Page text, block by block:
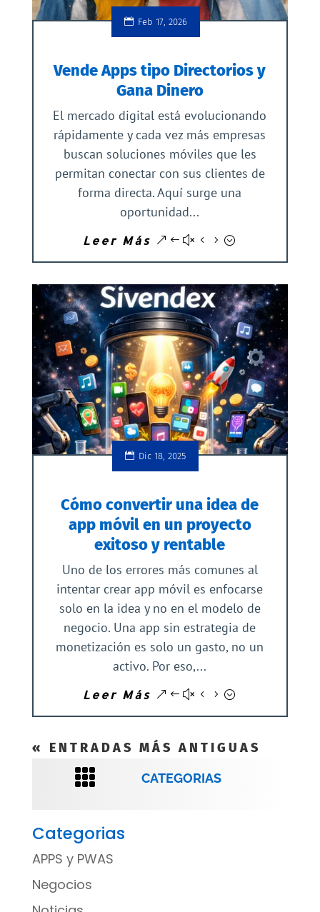
Feb 17, 2026
Vende Apps tipo Directorios y
Gana Dinero
El mercado digital está evolucionando
rápidamente y cada vez más empresas
buscan soluciones móviles que les
permitan conectar con sus clientes de
forma directa. Aquí surge una
oportunidad...
Leer Más
Dic 18, 2025
Cómo convertir una idea de
app móvil en un proyecto
exitoso y rentable
Uno de los errores más comunes al
intentar crear app móvil es enfocarse
solo en la idea y no en el modelo de
negocio. Una app sin estrategia de
monetización es solo un gasto, no un
activo. Por eso,...
Leer Más
« ENTRADAS MÁS ANTIGUAS
 CATEGORIAS
Categorias
APPS y PWAS
Negocios